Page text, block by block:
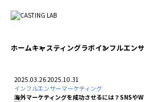
ホームキャスティングラボインフルエン
2025.03.262025.10.31
インフルエンサーマーケティング
海外マーケティングを成功させるには？SNSや